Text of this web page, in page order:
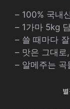
– 100% 국내
– 1가마 5kg
– 쓸 때마다
– 맛은 그대로
– 알메주는 곡